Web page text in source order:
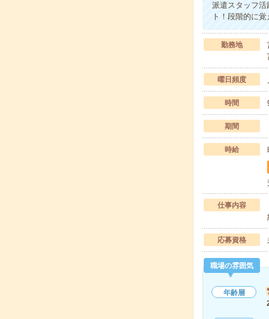
派遣スタッフ
ト！段階的に
勤務地
曜日頻度
時間
期間
時給
仕事内容
応募資格
職場の雰囲気
年齢層